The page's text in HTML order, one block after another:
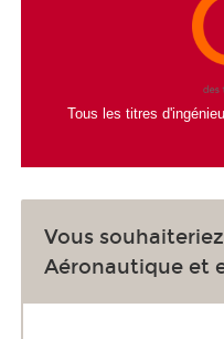
Tous les titres
Vous
Aéronautique et